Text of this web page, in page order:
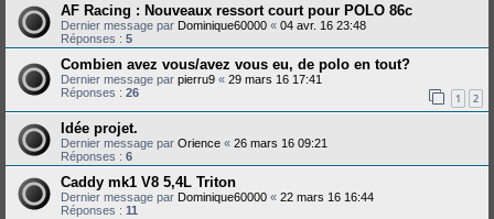
AF Racing : Nouveaux ressort court pour POLO 86c
Dernier message par Dominique60000 « 04 avr. 16 23:48
Réponses : 5
Combien avez vous/avez vous eu, de polo en tout?
Dernier message par pierru9 « 29 mars 16 17:41
Réponses : 26 1 2
Idée projet.
Dernier message par Orience « 26 mars 16 09:21
Réponses : 6
Caddy mk1 V8 5,4L Triton
Dernier message par Dominique60000 « 22 mars 16 16:44
Réponses : 11